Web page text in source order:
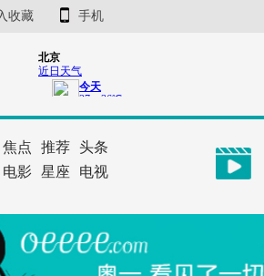
收藏 手机
焦点 推荐 头条
电影 星座 电视